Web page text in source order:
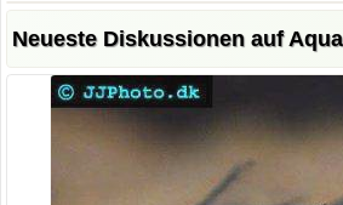
Neueste Diskussionen auf